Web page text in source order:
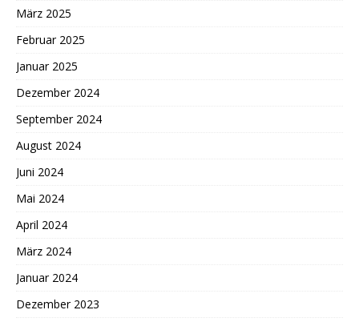
März 2025
Februar 2025
Januar 2025
Dezember 2024
September 2024
August 2024
Juni 2024
Mai 2024
April 2024
März 2024
Januar 2024
Dezember 2023